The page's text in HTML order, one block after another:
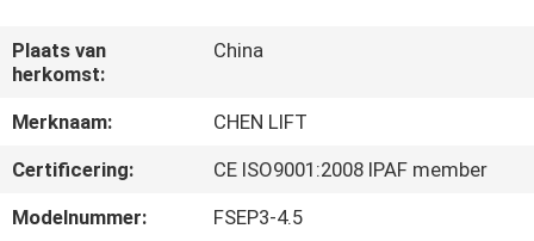
ONS
FABRIEKSTOCHT
KWALITEITSCONTROLE
Plaats van
herkomst:
China
Merknaam:
CHEN LIFT
Certificering:
CE ISO9001:2008 IPAF member
Modelnummer:
FSEP3-4.5